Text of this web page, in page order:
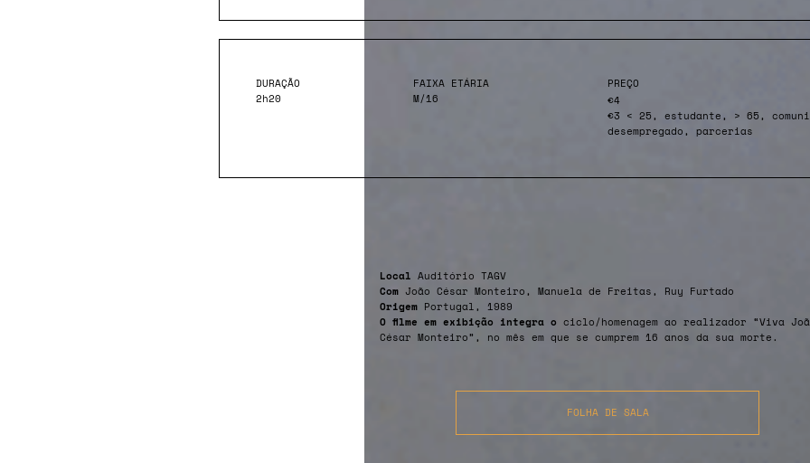
DURAÇÃO
2h20
FAIXA ETÁRIA
M/16
PREÇO
€4
€3 < 25, estudante, > 65,
desempregado, parcerias
Local Auditório TAGV
Com João César Monteiro, Manuela de Freitas, Ruy Furtado
Origem Portugal, 1989
O filme em exibição integra o ciclo/homenagem ao realizador “Viva
César Monteiro”, no mês em que se cumprem 16 anos da sua morte.
FOLHA DE SALA